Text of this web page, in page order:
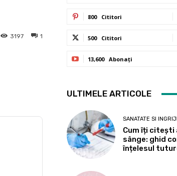
1
3197
800 Cititori
500 Cititori
13,600 Abonați
ULTIMELE ARTICOLE
SANATATE SI
Cum îți citești
sânge: ghid
înțelesul